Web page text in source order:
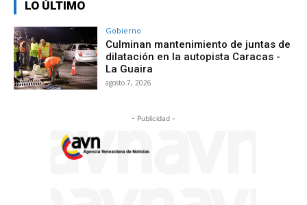
LO ÚLTIMO
Gobierno
Culminan mantenimiento de juntas de
dilatación en la autopista Caracas -
La Guaira
agosto 7, 2026
- Publicidad -